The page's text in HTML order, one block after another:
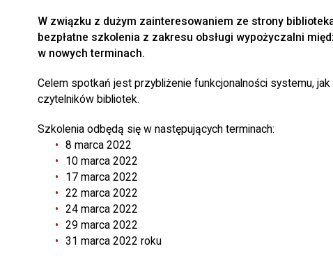
W związku z dużym zainteresowaniem ze strony
bezpłatne szkolenia z zakresu obsługi wypożyczalni
w nowych terminach.
Celem spotkań jest przybliżenie funkcjonalności systemu,
czytelników bibliotek.
Szkolenia odbędą się w następujących terminach:
8 marca 2022
10 marca 2022
17 marca 2022
22 marca 2022
24 marca 2022
29 marca 2022
31 marca 2022 roku